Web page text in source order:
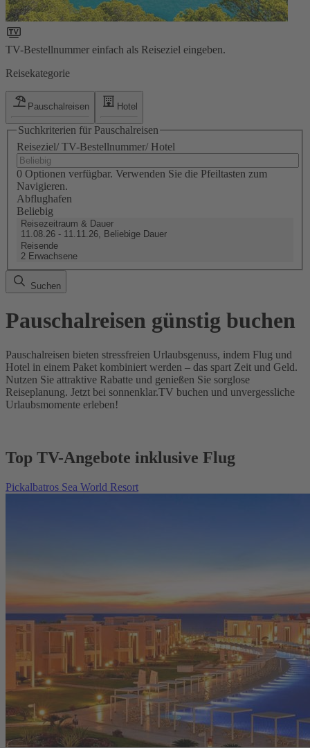
TV-Bestellnummer einfach als Reiseziel eingeben.
Reisekategorie
Pauschalreisen Hotel
Suchkriterien für Pauschalreisen
Reiseziel/ TV-Bestellnummer/ Hotel
0 Optionen verfügbar. Verwenden Sie die Pfeiltasten zum
Navigieren.
Abflughafen
Beliebig
Reisezeitraum & Dauer
11.08.26 - 11.11.26, Beliebige Dauer
Reisende
2 Erwachsene
Suchen
Pauschalreisen günstig buchen
Pauschalreisen bieten stressfreien Urlaubsgenuss, indem Flug und
Hotel in einem Paket kombiniert werden – das spart Zeit und Geld.
Nutzen Sie attraktive Rabatte und genießen Sie sorglose
Reiseplanung. Jetzt bei sonnenklar.TV buchen und unvergessliche
Urlaubsmomente erleben!
Top TV-Angebote inklusive Flug
Pickalbatros Sea World Resort